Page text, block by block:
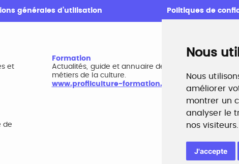
Nous
Nous
améliorer
montrer un
analyser le
nos visiteurs.
J'accepte
générales d’utilisation Politiques de
et
Formation
Actualités, guide et annuaire des formations aux
métiers de la culture.
www.profilculture-formation.com
de